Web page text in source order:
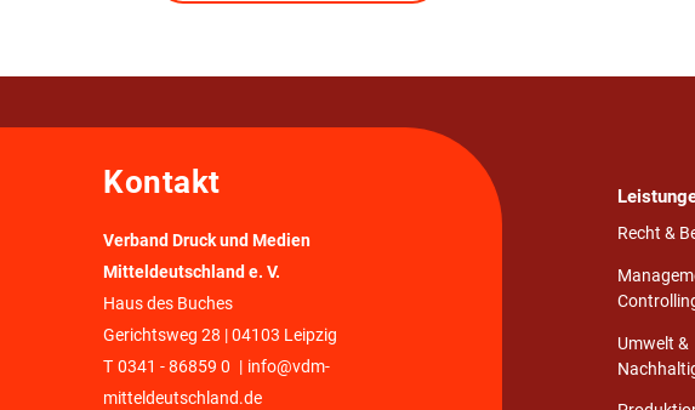
Kontakt
Verband Druck und Medien
Mitteldeutschland e. V.
Haus des Buches
Gerichtsweg 28 | 04103 Leipzig
T 0341 - 86859 0 | info@vdm-
mitteldeutschland.de
Recht &
Umwelt &